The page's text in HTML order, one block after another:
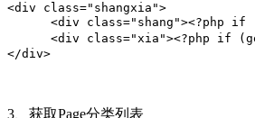
<div class="shangxia">
<div class="shang"><?php if
<div class="xia"><?php if
</div>
3、获取Page分类列表